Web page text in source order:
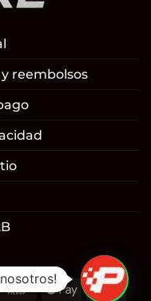
reembolsos
Cash
Google